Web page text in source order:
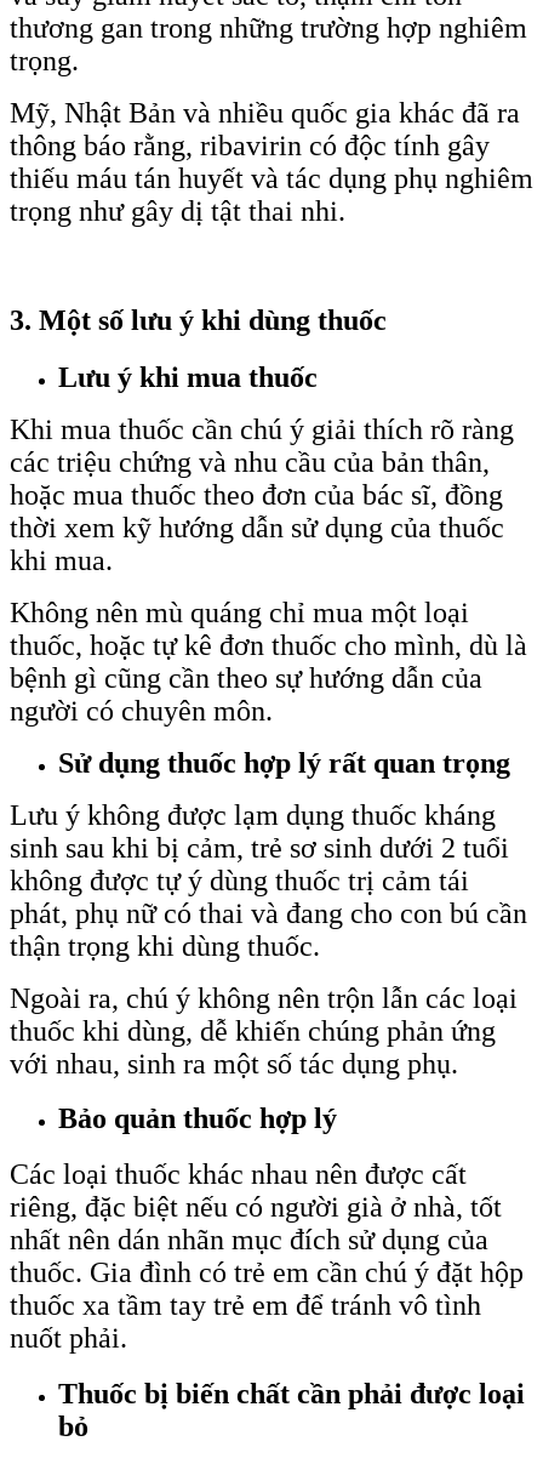
thương gan trong những trường hợp nghiêm
trọng.
Mỹ, Nhật Bản và nhiều quốc gia khác đã ra
thông báo rằng, ribavirin có độc tính gây
thiếu máu tán huyết và tác dụng phụ nghiêm
trọng như gây dị tật thai nhi.
3. Một số lưu ý khi dùng thuốc
Lưu ý khi mua thuốc
Khi mua thuốc cần chú ý giải thích rõ ràng
các triệu chứng và nhu cầu của bản thân,
hoặc mua thuốc theo đơn của bác sĩ, đồng
thời xem kỹ hướng dẫn sử dụng của thuốc
khi mua.
Không nên mù quáng chỉ mua một loại
thuốc, hoặc tự kê đơn thuốc cho mình, dù là
bệnh gì cũng cần theo sự hướng dẫn của
người có chuyên môn.
Sử dụng thuốc hợp lý rất quan trọng
Lưu ý không được lạm dụng thuốc kháng
sinh sau khi bị cảm, trẻ sơ sinh dưới 2 tuổi
không được tự ý dùng thuốc trị cảm tái
phát, phụ nữ có thai và đang cho con bú cần
thận trọng khi dùng thuốc.
Ngoài ra, chú ý không nên trộn lẫn các loại
thuốc khi dùng, dễ khiến chúng phản ứng
với nhau, sinh ra một số tác dụng phụ.
Bảo quản thuốc hợp lý
Các loại thuốc khác nhau nên được cất
riêng, đặc biệt nếu có người già ở nhà, tốt
nhất nên dán nhãn mục đích sử dụng của
thuốc. Gia đình có trẻ em cần chú ý đặt hộp
thuốc xa tầm tay trẻ em để tránh vô tình
nuốt phải.
Thuốc bị biến chất cần phải được loại
bỏ